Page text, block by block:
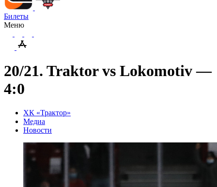
Билеты
Меню
20/21. Traktor vs Lokomotiv —
4:0
ХК «Трактор»
Медиа
Новости